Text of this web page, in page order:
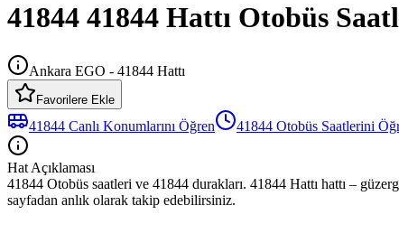
41844 41844 Hattı Otobüs
Ankara EGO - 41844 Hattı
Favorilere Ekle
41844 Canlı Konumlarını Öğren 41844 Otobüs Saatlerini
Hat Açıklaması
41844 Otobüs saatleri ve 41844 durakları. 41844 Hattı hattı –
sayfadan anlık olarak takip edebilirsiniz.